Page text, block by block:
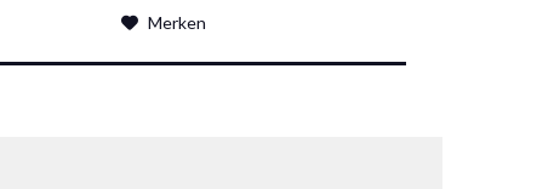
Merken